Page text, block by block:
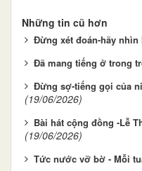
Những tin cũ hơn
Đừng xét đoán-hãy
Đã mang tiếng ở trong
Đừng sợ-tiếng gọi của
(19/06/2026)
Bài hát cộng đồng -Lễ
(19/06/2026)
Tức nước vỡ bờ - Mỗi